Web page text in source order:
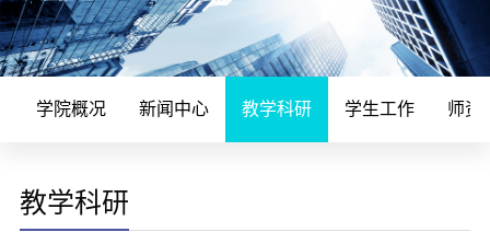
学院概况 新闻中心 教学科研 学生工作 师资
教学科研